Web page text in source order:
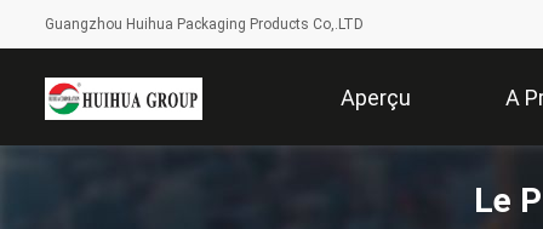
Guangzhou Huihua Packaging Products Co,.LTD
Aperçu A
Le